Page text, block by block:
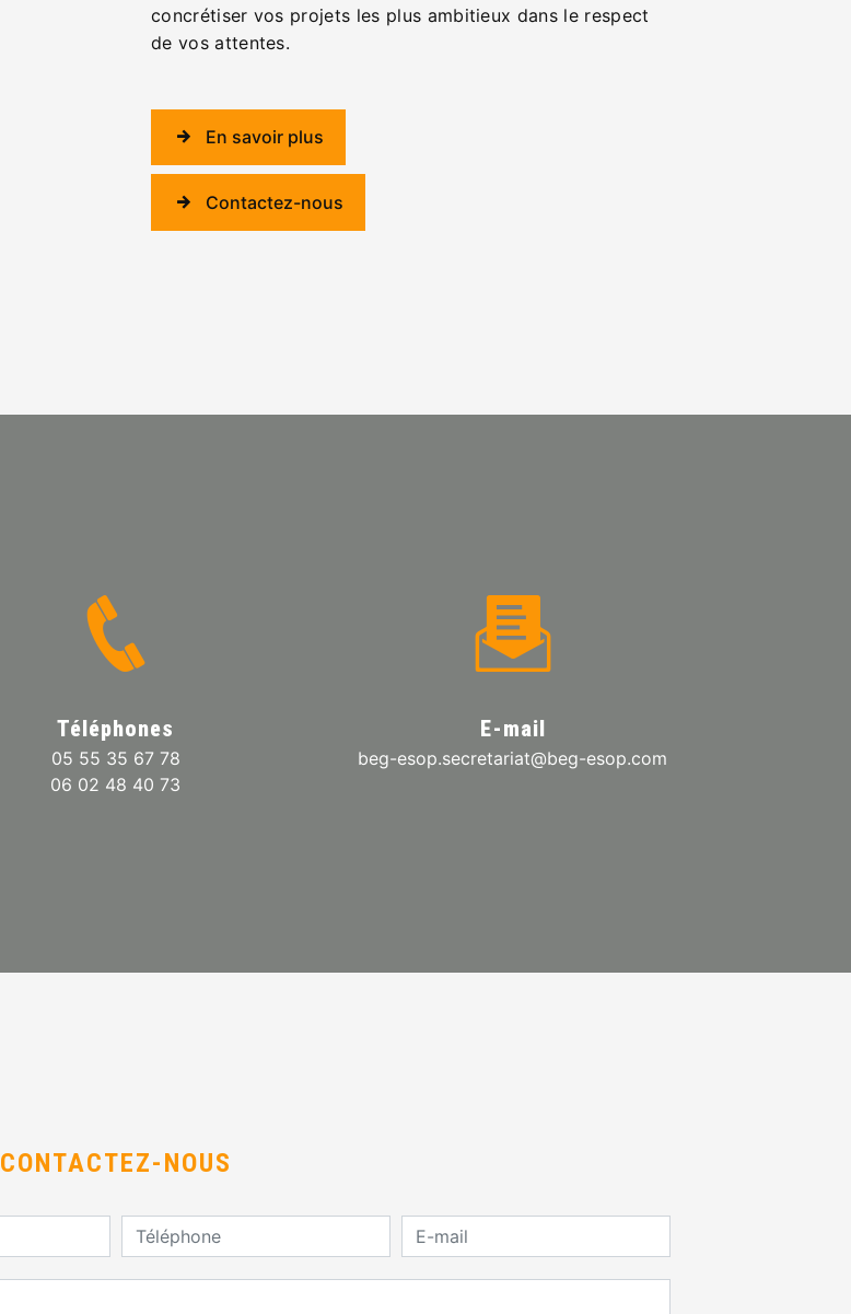
concrétiser vos projets les plus ambitieux dans le respect
de vos attentes.
En savoir plus
Contactez-nous
Téléphones
05 55 35 67 78
06 02 48 40 73
E-mail
beg-esop.secretariat@beg-esop.com
CONTACTEZ-NOUS